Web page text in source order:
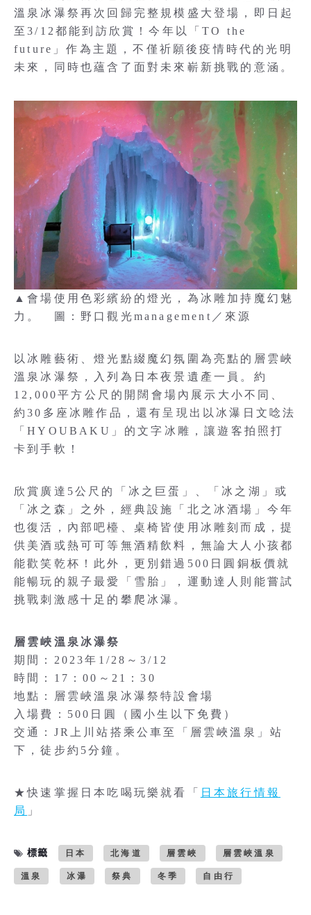
溫泉冰瀑祭再次回歸完整規模盛大登場，即日起
至3/12都能到訪欣賞！今年以「TO the
future」作為主題，不僅祈願後疫情時代的光明
未來，同時也蘊含了面對未來嶄新挑戰的意涵。
▲會場使用色彩繽紛的燈光，為冰雕加持魔幻魅
力。 圖：野口觀光management／來源
以冰雕藝術、燈光點綴魔幻氛圍為亮點的層雲峽
溫泉冰瀑祭，入列為日本夜景遺產一員。約
12,000平方公尺的開闊會場內展示大小不同、
約30多座冰雕作品，還有呈現出以冰瀑日文唸法
「HYOUBAKU」的文字冰雕，讓遊客拍照打
卡到手軟！
欣賞廣達5公尺的「冰之巨蛋」、「冰之湖」或
「冰之森」之外，經典設施「北之冰酒場」今年
也復活，內部吧檯、桌椅皆使用冰雕刻而成，提
供美酒或熱可可等無酒精飲料，無論大人小孩都
能歡笑乾杯！此外，更別錯過500日圓銅板價就
能暢玩的親子最愛「雪胎」，運動達人則能嘗試
挑戰刺激感十足的攀爬冰瀑。
層雲峽溫泉冰瀑祭
期間：2023年1/28～3/12
時間：17：00～21：30
地點：層雲峽溫泉冰瀑祭特設會場
入場費：500日圓（國小生以下免費）
交通：JR上川站搭乘公車至「層雲峽溫泉」站
下，徒步約5分鐘。
★快速掌握日本吃喝玩樂就看「
日本旅行情報
局 」
標籤 日本 北海道 層雲峽 層雲峽溫泉
溫泉 冰瀑 祭典 冬季 自由行